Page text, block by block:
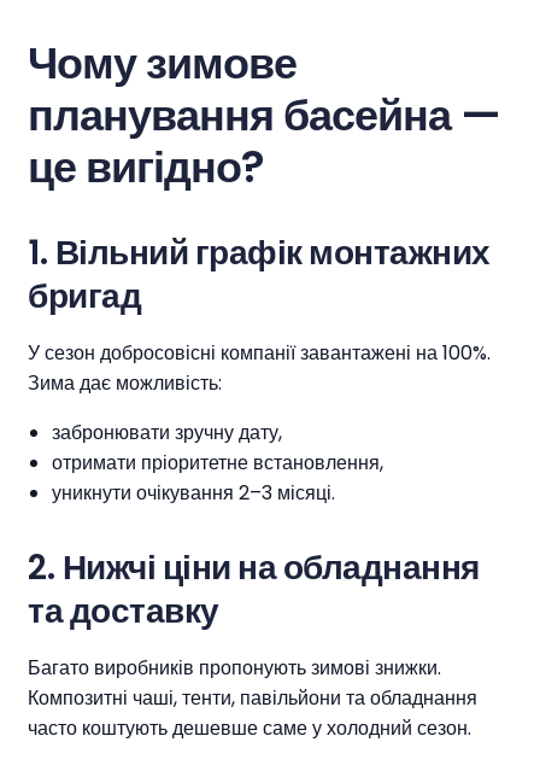
Чому зимове
планування басейна —
це вигідно?
1. Вільний графік монтажних
бригад
У сезон добросовісні компанії завантажені на 100%.
Зима дає можливість:
забронювати зручну дату,
отримати пріоритетне встановлення,
уникнути очікування 2–3 місяці.
2. Нижчі ціни на обладнання
та доставку
Багато виробників пропонують зимові знижки.
Композитні чаші, тенти, павільйони та обладнання
часто коштують дешевше саме у холодний сезон.